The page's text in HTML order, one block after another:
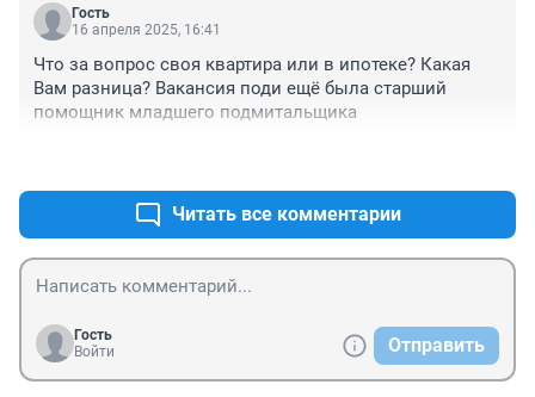
Гость
16 апреля 2025, 16:41
Что за вопрос своя квартира или в ипотеке? Какая
Вам разница? Вакансия поди ещё была старший
помощник младшего подмитальщика
Читать все комментарии
Гость
Войти
Отправить